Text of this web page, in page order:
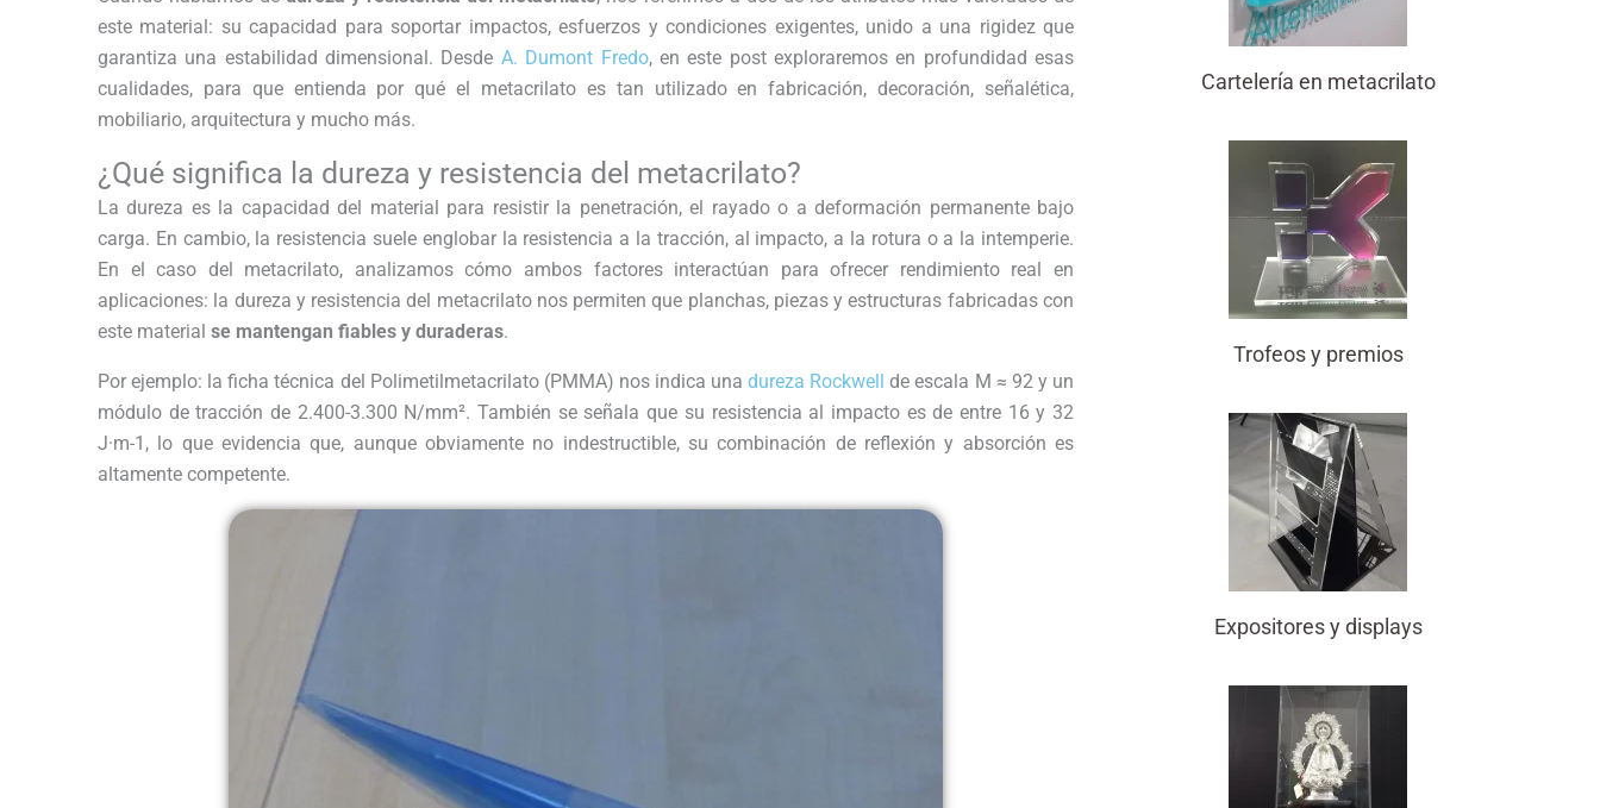
este material: su capacidad para soportar impactos, esfuerzos y condiciones exigentes, unido a una rigidez que
garantiza una estabilidad dimensional. Desde A. Dumont Fredo, en este post exploraremos en profundidad esas
cualidades, para que entienda por qué el metacrilato es tan utilizado en fabricación, decoración, señalética,
mobiliario, arquitectura y mucho más.
¿Qué significa la dureza y resistencia del metacrilato?
La dureza es la capacidad del material para resistir la penetración, el rayado o a deformación permanente bajo
carga. En cambio, la resistencia suele englobar la resistencia a la tracción, al impacto, a la rotura o a la intemperie.
En el caso del metacrilato, analizamos cómo ambos factores interactúan para ofrecer rendimiento real en
aplicaciones: la dureza y resistencia del metacrilato nos permiten que planchas, piezas y estructuras fabricadas con
este material se mantengan fiables y duraderas.
Por ejemplo: la ficha técnica del Polimetilmetacrilato (PMMA) nos indica unadureza Rockwell
de escala M ≈ 92 y un
módulo de tracción de 2.400-3.300 N/mm². También se señala que su resistencia al impacto es de entre 16 y 32
J·m-1, lo que evidencia que, aunque obviamente no indestructible, su combinación de reflexión y absorción es
altamente competente.
Cartelería en metacrilato
Trofeos y premios
Expositores y displays